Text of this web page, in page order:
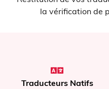
la vérification de
Traductions Urgentes